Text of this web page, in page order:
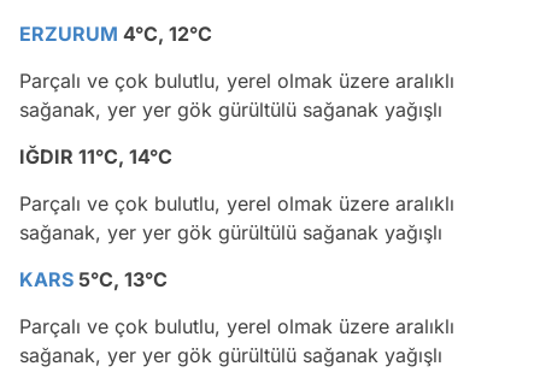
ERZURUM 4°C, 12°C
Parçalı ve çok bulutlu, yerel olmak üzere aralıklı
sağanak, yer yer gök gürültülü sağanak yağışlı
IĞDIR 11°C, 14°C
Parçalı ve çok bulutlu, yerel olmak üzere aralıklı
sağanak, yer yer gök gürültülü sağanak yağışlı
KARS 5°C, 13°C
Parçalı ve çok bulutlu, yerel olmak üzere aralıklı
sağanak, yer yer gök gürültülü sağanak yağışlı